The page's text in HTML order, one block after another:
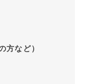
方など）